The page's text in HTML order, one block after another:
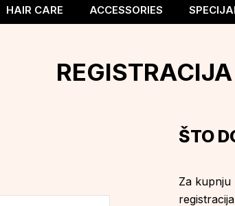
HAIR CARE ACCESSORIES
REGISTRACIJA
ŠTO
Za kupnju